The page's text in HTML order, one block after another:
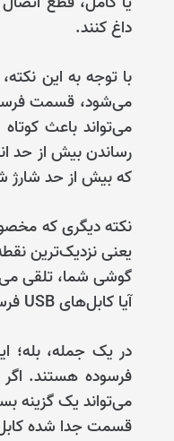
داغ کنند.
با توجه به این
می‌شود، قسمت فرسوده
می‌تواند باعث
رساندن بیش از حد
که بیش از حد شارژ
گوشی شما، تلقی
آیا کابل‌های USB فرسوده قابل تعمیر هستند؟
در یک جمله، بله؛
فرسوده هستند.
می‌تواند یک گزینه
قسمت جدا شده